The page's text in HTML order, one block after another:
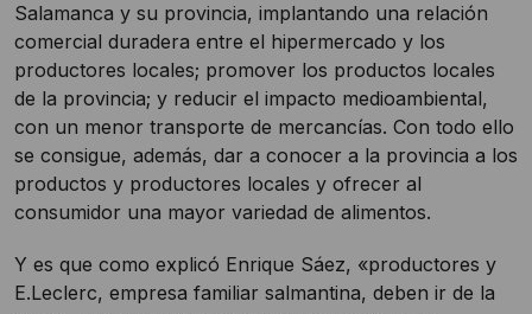
Salamanca y su provincia, implantando una relación
comercial duradera entre el hipermercado y los
productores locales; promover los productos locales
de la provincia; y reducir el impacto medioambiental,
con un menor transporte de mercancías. Con todo ello
se consigue, además, dar a conocer a la provincia a los
productos y productores locales y ofrecer al
consumidor una mayor variedad de alimentos.
Y es que como explicó Enrique Sáez, «productores y
E.Leclerc, empresa familiar salmantina, deben ir de la